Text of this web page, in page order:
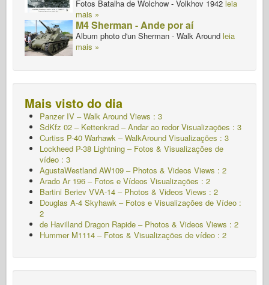
Fotos Batalha de Wolchow - Volkhov 1942 leia
mais »
M4 Sherman - Ande por aí
Album photo d'un Sherman - Walk Around leia
mais »
Mais visto do dia
Panzer IV – Walk Around Views : 3
SdKfz 02 – Kettenkrad – Andar ao redor Visualizações : 3
Curtiss P-40 Warhawk – WalkAround Visualizações : 3
Lockheed P-38 Lightning – Fotos & Visualizações de
vídeo : 3
AgustaWestland AW109 – Photos & Videos Views : 2
Arado Ar 196 – Fotos e Vídeos Visualizações : 2
Bartini Beriev VVA-14 – Photos & Videos Views : 2
Douglas A-4 Skyhawk – Fotos e Visualizações de Vídeo :
2
de Havilland Dragon Rapide – Photos & Videos Views : 2
Hummer M1114 – Fotos & Visualizações de vídeo : 2